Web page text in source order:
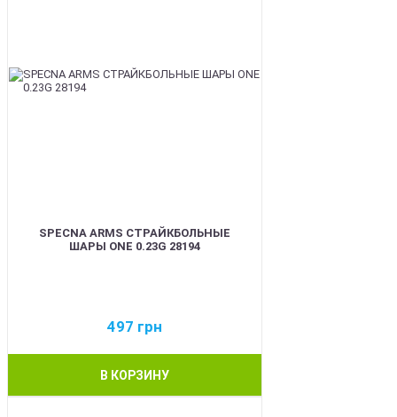
SPECNA ARMS СТРАЙКБОЛЬНЫЕ
ШАРЫ ONE 0.23G 28194
497 грн
В КОРЗИНУ